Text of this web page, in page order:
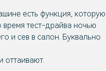
есть функция, которую
время тест-драйва ночью
и сев в салон. Буквально
оттаивают.